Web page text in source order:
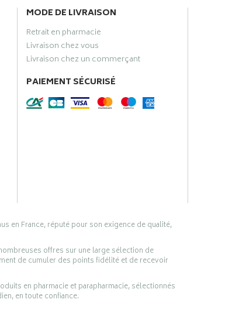
MODE DE LIVRAISON
Retrait en pharmacie
Livraison chez vous
Livraison chez un commerçant
PAIEMENT SÉCURISÉ
en France, réputé pour son exigence de qualité,
offres sur une large sélection de
de cumuler des points fidélité et de recevoir
en pharmacie et parapharmacie, sélectionnés
en toute confiance.